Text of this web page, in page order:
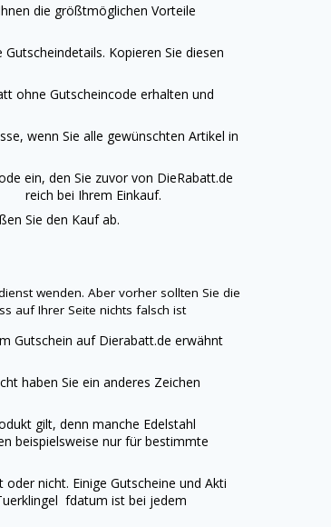
die größtmöglichen Vorteile
Kopieren Sie diesen
ohne Gutscheincode erhalten und
wenn Sie alle gewünschten Artikel in
ein, den Sie zuvor von DieRabatt.de
reich bei Ihrem Einkauf.
Sie den Kauf ab.
wenden. Aber vorher sollten Sie die
auf Ihrer Seite nichts falsch ist
Gutschein aufDierabatt.de erwähnt
haben Sie ein anderes Zeichen
gilt, denn manche Edelstahl
beispielsweise nur für bestimmte
nicht. Einige Gutscheine und Akti
fdatum ist bei jedem